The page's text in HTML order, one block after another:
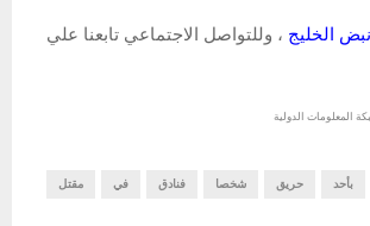
نبض الخليج ، وللتواصل الاجتماعي تابعنا علي
المعلومات الدولية
بأحد حريق شخصا فنادق في مقتل